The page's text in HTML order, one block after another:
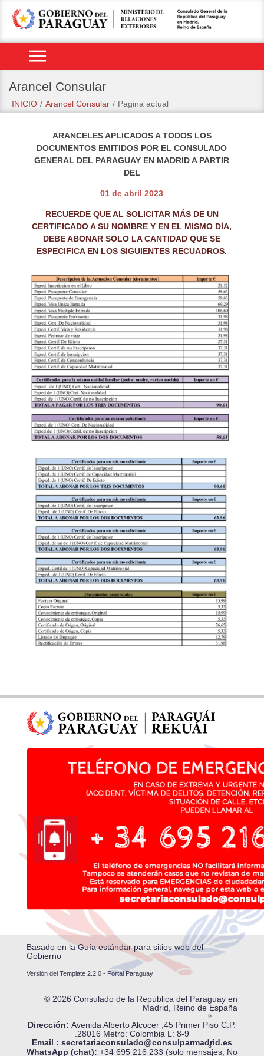
menu
Arancel Consular
INICIO / Arancel Consular / Pagina actual
ARANCELES APLICADOS A TODOS LOS
DOCUMENTOS EMITIDOS POR EL CONSULADO
GENERAL DEL PARAGUAY EN MADRID A PARTIR
DEL
01 de abril 2023
RECUERDE QUE AL SOLICITAR MÁS DE UN
CERTIFICADO A SU NOMBRE Y EN EL MISMO DÍA,
DEBE ABONAR SOLO LA CANTIDAD QUE SE
ESPECIFICA EN LOS SIGUIENTES RECUADROS.
Basado en laGuía estándar para sitios web del
Gobierno
Versión del Template 2.2.0 - Portal Paraguay
© 2026 Consulado de la República del Paraguay en
Madrid, Reino de España
Dirección:Avenida Alberto Alcocer ,45 Primer PisoC.P.
.28016 Metro: Colombia L: 8-9
Email : secretariaconsulado@consulparmadrid.es
WhatsApp (chat): +34 695 216 233 (solo mensajes, No